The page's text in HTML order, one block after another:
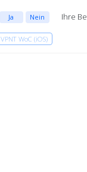
Ja Nein Ihre
VPNT WoC (iOS)